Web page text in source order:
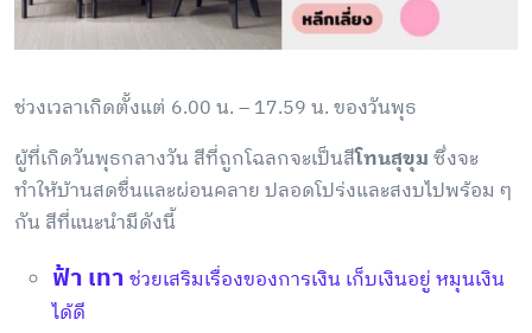
ช่วงเวลาเกิดตั้งแต่ 6.00 น. – 17.59 น. ของวันพุธ
ผู้ที่เกิดวันพุธกลางวัน สีที่ถูกโฉลกจะเป็นสีโทนสุขุมซึ่งจะ
ทำให้บ้านสดชื่นและผ่อนคลาย ปลอดโปร่งและสงบไปพร้อม ๆ
กัน สีที่แนะนำมีดังนี้
ฟ้า เทาช่วยเสริมเรื่องของการเงิน เก็บเงินอยู่ หมุนเงิน
ได้ดี